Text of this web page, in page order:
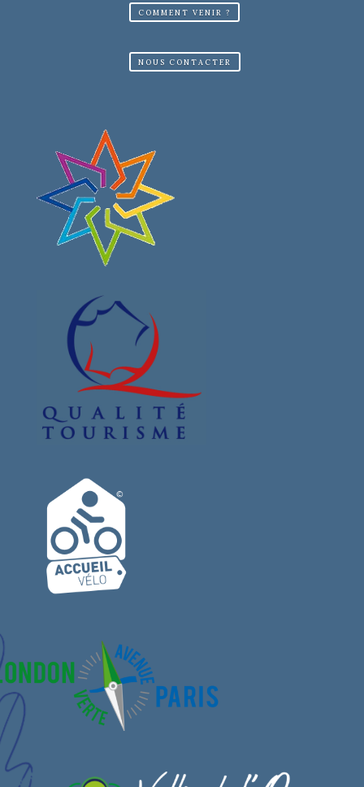
COMMENT VENIR ?
NOUS CONTACTER